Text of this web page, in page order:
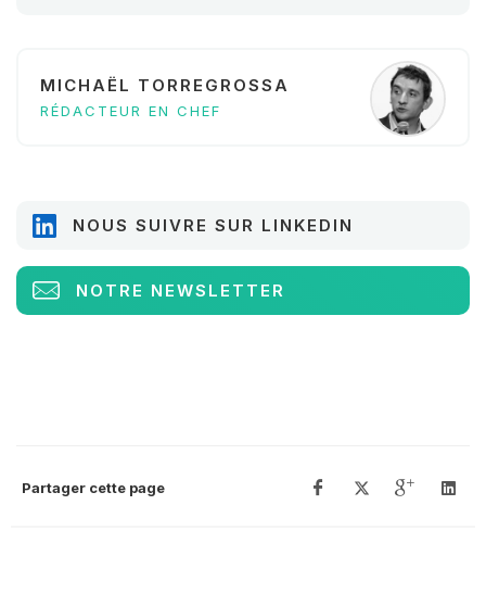
MICHAËL TORREGROSSA
RÉDACTEUR EN CHEF
NOUS SUIVRE SUR LINKEDIN
NOTRE NEWSLETTER
Partager cette page